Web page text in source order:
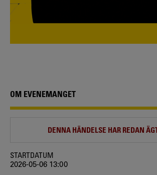
OM EVENEMANGET
DENNA HÄNDELSE HAR REDAN
STARTDATUM
2026-05-06 13:00